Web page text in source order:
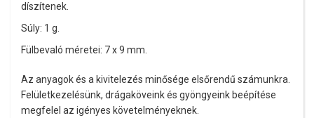
díszítenek.
Súly: 1 g.
Fülbevaló méretei: 7 x 9 mm.
Az anyagok és a kivitelezés minősége elsőrendű számunkra.
Felületkezelésünk, drágaköveink és gyöngyeink beépítése
megfelel az igényes követelményeknek.